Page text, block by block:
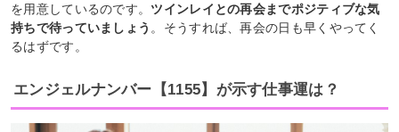
を用意しているのです。 ツインレイとの再会までポジティブな気
持ちで待っていましょう 。そうすれば、再会の日も早くやってく
るはずです。
エンジェルナンバー【1155】が示す仕事運は？